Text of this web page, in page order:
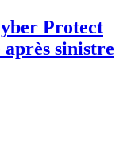
Protect
sinistre